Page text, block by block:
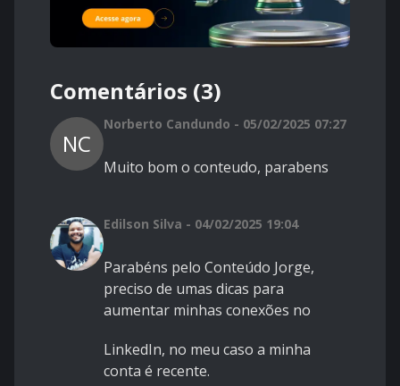
Comentários (3)
NC
Norberto Candundo - 05/02/2025 07:27
Muito bom o conteudo, parabens
Edilson Silva - 04/02/2025 19:04
Parabéns pelo Conteúdo Jorge,
preciso de umas dicas para
aumentar minhas conexões no
LinkedIn, no meu caso a minha
conta é recente.